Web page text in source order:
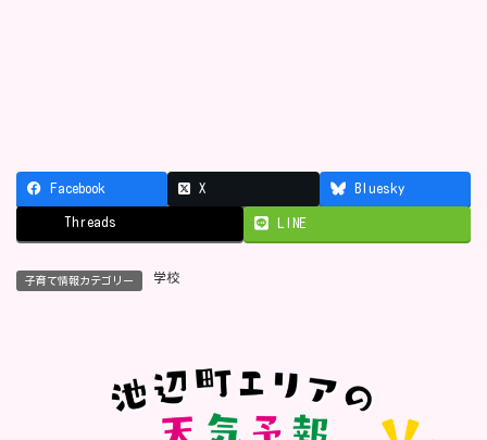
Facebook X Bluesky
Threads LINE
子育て情報カテゴリー 学校